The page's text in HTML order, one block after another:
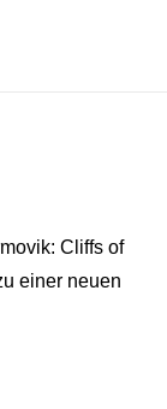
Cliffs of
einer neuen